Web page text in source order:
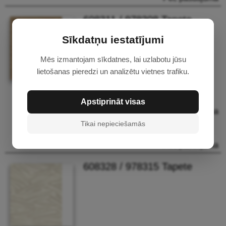
Sīkdatņu iestatījumi
Mēs izmantojam sīkdatnes, lai uzlabotu jūsu
lietošanas pieredzi un analizētu vietnes trafiku.
Apstiprināt visas
Tikai nepieciešamās
608311 / 978308 Tapete
Pēc pasūtījuma
1.06 m x 10 m 40.69 €
Pēc pasūtījuma
608328 / 978315 Tapete